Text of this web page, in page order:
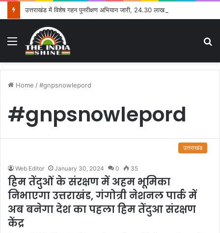
Menu
Home /#gnpsnowlepord
#gnpsnowlepord
उत्तराखंड
Web Editor January 30, 2024 0 35
हिम तेंदुओं के संरक्षण में अहम भूमिका
निभाएगा उत्तराखंड, गंगोत्री नेशनल पार्क में
अब बनेगा देश का पहला हिम तेंदुआ संरक्षण
केंद्र